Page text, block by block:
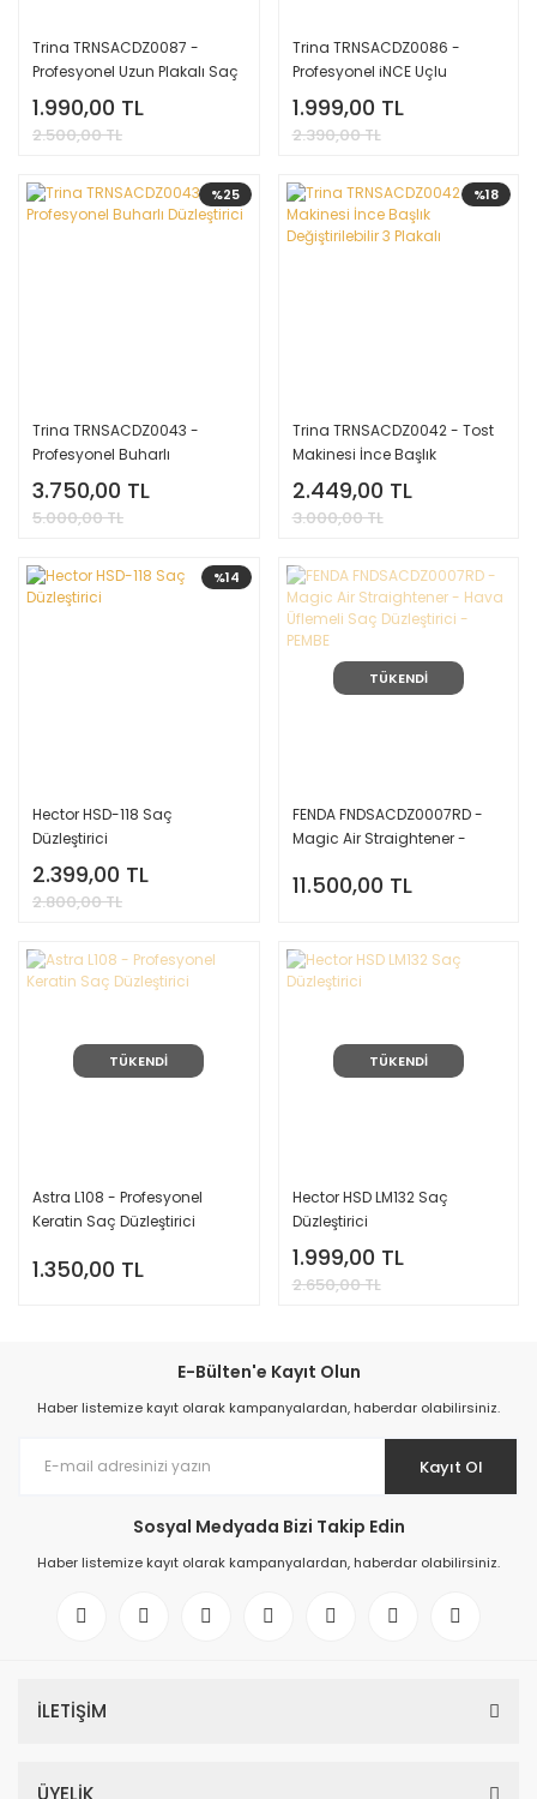
Trina TRNSACDZ0087 -
Profesyonel Uzun Plakalı Saç
Düzleştirici
1.990,00 TL
2.500,00 TL
Trina TRNSACDZ0086 -
Profesyonel iNCE Uçlu
Düzleştirici
1.999,00 TL
2.390,00 TL
%25
Trina TRNSACDZ0043 -
Profesyonel Buharlı
Düzleştirici
3.750,00 TL
5.000,00 TL
%18
Trina TRNSACDZ0042 - Tost
Makinesi İnce Başlık
Değiştirilebilir 3 Plakalı
2.449,00 TL
3.000,00 TL
%14
Hector HSD-118 Saç
Düzleştirici
2.399,00 TL
2.800,00 TL
TÜKENDİ
FENDA FNDSACDZ0007RD -
Magic Air Straightener -
Düzleştirici - PEMBE
11.500,00 TL
TÜKENDİ
Astra L108 - Profesyonel
Keratin Saç Düzleştirici
1.350,00 TL
TÜKENDİ
Hector HSD LM132 Saç
Düzleştirici
1.999,00 TL
2.650,00 TL
E-Bülten'e Kayıt Olun
Haber listemize kayıt olarak kampanyalardan, haberdar olabilirsiniz.
Kayıt Ol
Sosyal Medyada Bizi Takip Edin
Haber listemize kayıt olarak kampanyalardan, haberdar olabilirsiniz.
İLETİŞİM
ÜYELİK